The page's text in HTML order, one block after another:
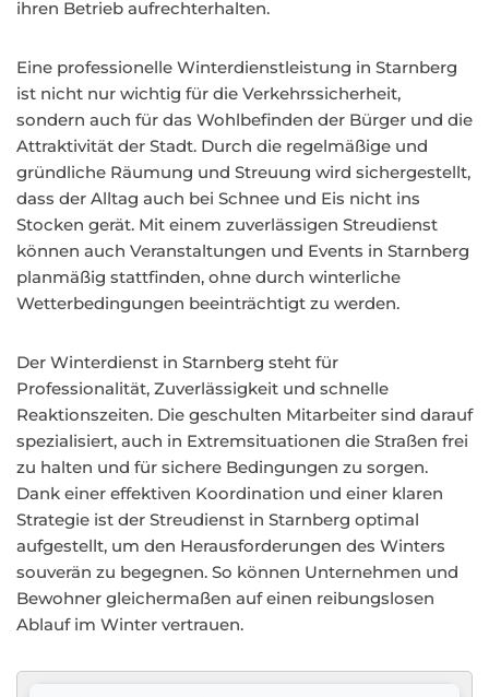
ihren Betrieb aufrechterhalten.
Eine professionelle Winterdienstleistung in Starnberg
ist nicht nur wichtig für die Verkehrssicherheit,
sondern auch für das Wohlbefinden der Bürger und die
Attraktivität der Stadt. Durch die regelmäßige und
gründliche Räumung und Streuung wird sichergestellt,
dass der Alltag auch bei Schnee und Eis nicht ins
Stocken gerät. Mit einem zuverlässigen Streudienst
können auch Veranstaltungen und Events in Starnberg
planmäßig stattfinden, ohne durch winterliche
Wetterbedingungen beeinträchtigt zu werden.
Der Winterdienst in Starnberg steht für
Professionalität, Zuverlässigkeit und schnelle
Reaktionszeiten. Die geschulten Mitarbeiter sind darauf
spezialisiert, auch in Extremsituationen die Straßen frei
zu halten und für sichere Bedingungen zu sorgen.
Dank einer effektiven Koordination und einer klaren
Strategie ist der Streudienst in Starnberg optimal
aufgestellt, um den Herausforderungen des Winters
souverän zu begegnen. So können Unternehmen und
Bewohner gleichermaßen auf einen reibungslosen
Ablauf im Winter vertrauen.